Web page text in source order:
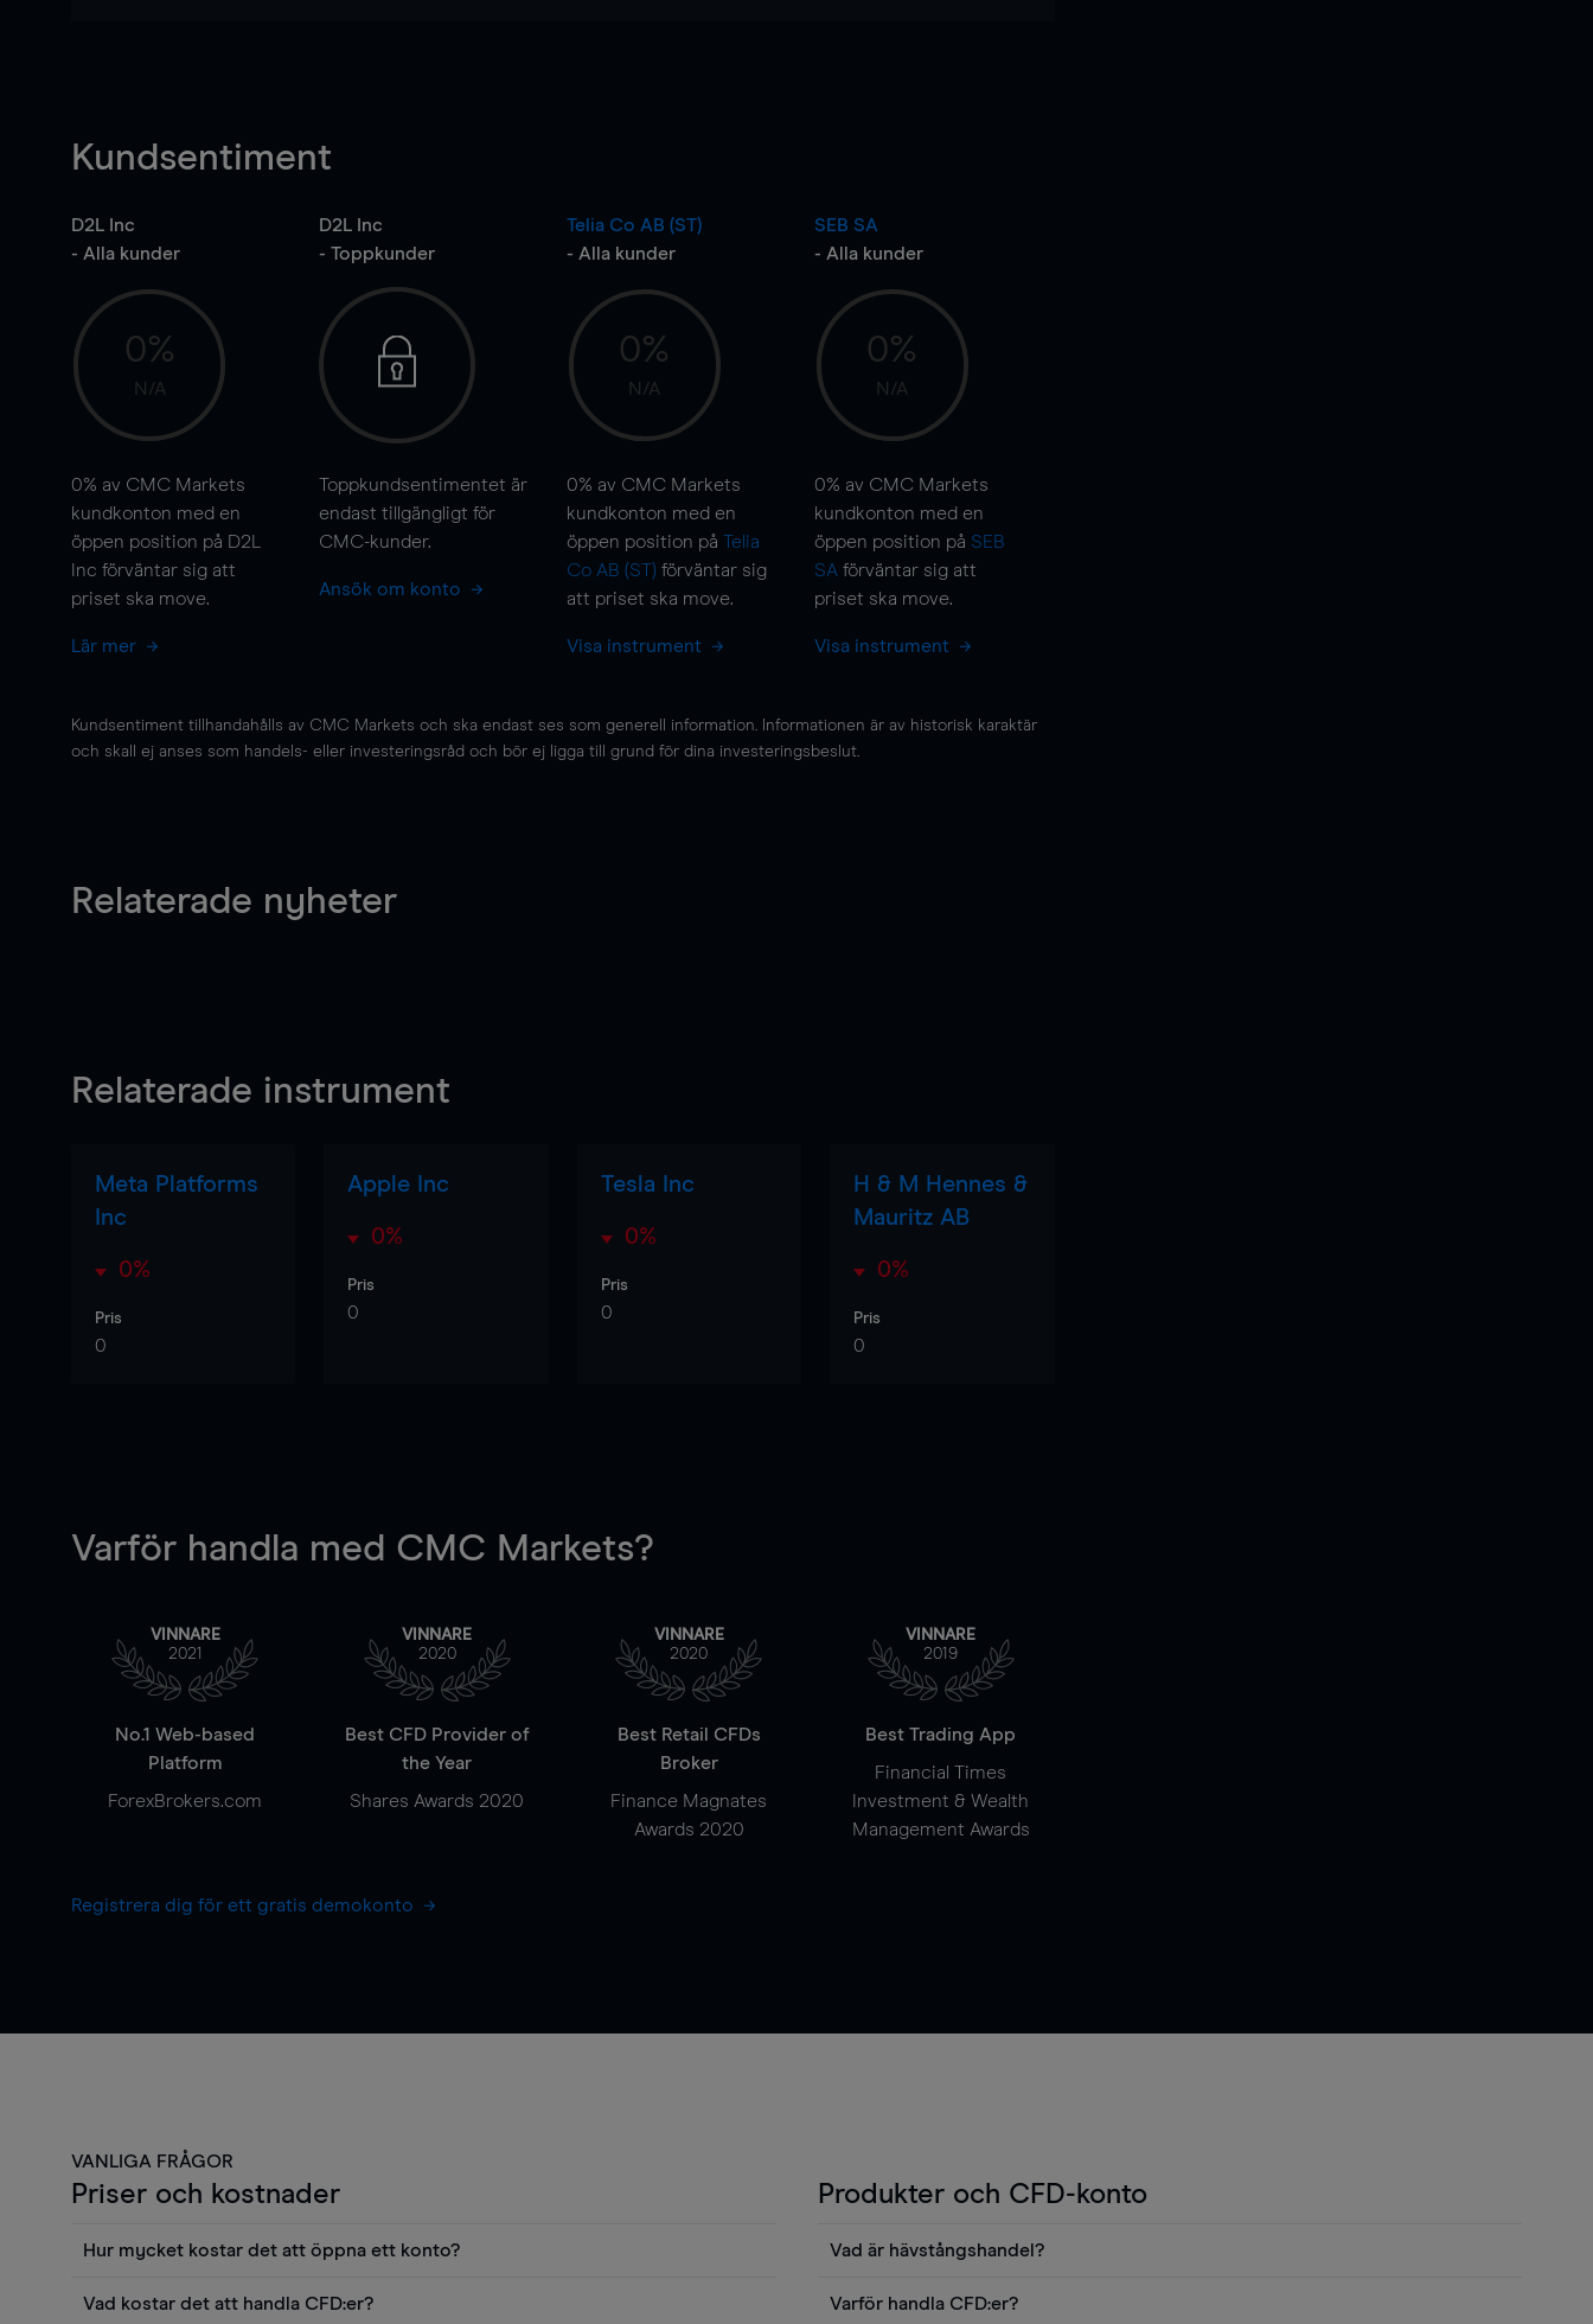
Kundsentiment
D2L Inc
- Alla kunder
0%
N/A
0% av CMC Markets
kundkonton med en
öppen position på D2L
Inc förväntar sig att
priset ska move.
Lär mer
D2L Inc
- Toppkunder
Toppkundsentimentet är
endast tillgängligt för
CMC-kunder.
Ansök om konto
Telia Co AB (ST)
- Alla kunder
0%
N/A
0% av CMC Markets
kundkonton med en
öppen position på Telia
Co AB (ST) förväntar sig
att priset ska move.
Visa instrument
SEB SA
- Alla kunder
0%
N/A
0% av CMC Markets
kundkonton med en
öppen position på SEB
SA förväntar sig att
priset ska move.
Visa instrument
Kundsentiment tillhandahålls av CMC Markets och ska endast ses som generell information. Informationen är av historisk karaktär
och skall ej anses som handels- eller investeringsråd och bör ej ligga till grund för dina investeringsbeslut.
Relaterade nyheter
Relaterade instrument
Meta Platforms
Inc
0%
Pris
0
Apple Inc
0%
Pris
0
Tesla Inc
0%
Pris
0
H & M Hennes &
Mauritz AB
0%
Pris
0
Varför handla med CMC Markets?
VINNARE
2021
No.1 Web-based
Platform
ForexBrokers.com
VINNARE
2020
Best CFD Provider of
the Year
Shares Awards 2020
VINNARE
2020
Best Retail CFDs
Broker
Finance Magnates
Awards 2020
VINNARE
2019
Best Trading App
Financial Times
Investment & Wealth
Management Awards
Registrera dig för ett gratis demokonto
VANLIGA FRÅGOR
Priser och kostnader
Hur mycket kostar det att öppna ett konto?
Vad kostar det att handla CFD:er?
Produkter och CFD-konto
Vad är hävstångshandel?
Varför handla CFD:er?